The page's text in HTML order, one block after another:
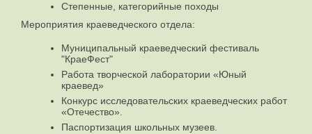
Степенные, категорийные походы
Мероприятия краеведческого отдела:
Муниципальный краеведческий фестиваль
"КраеФест"
Работа творческой лаборатории «Юный
краевед»
Конкурс исследовательских краеведческих работ
«Отечество».
Паспортизация школьных музеев.